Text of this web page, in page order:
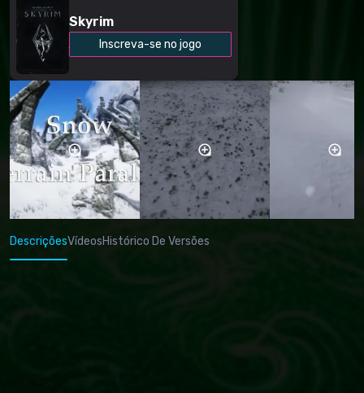
Skyrim
Inscreva-se no jogo
DescriçõesVídeosHistórico De Versões